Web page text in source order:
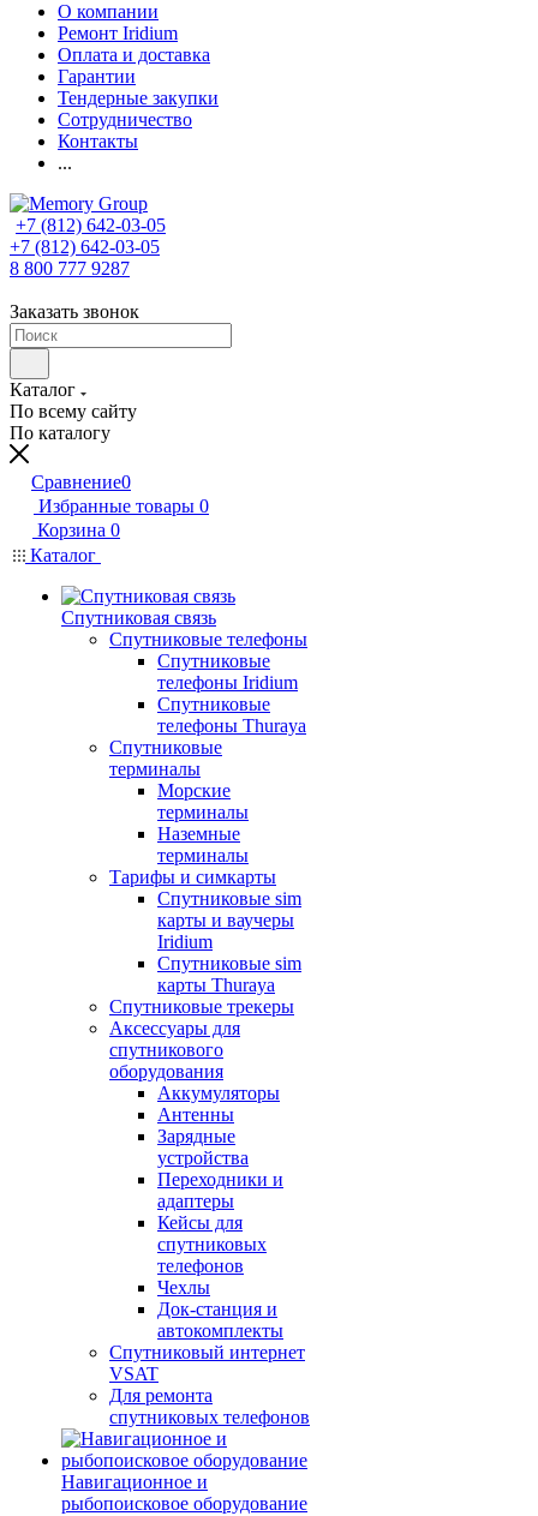
О компании
Ремонт Iridium
Оплата и доставка
Гарантии
Тендерные закупки
Сотрудничество
Контакты
...
+7 (812) 642-03-05
+7 (812) 642-03-05
8 800 777 9287
Заказать звонок
Каталог
По всему сайту
По каталогу
Сравнение0
Избранные товары 0
Корзина 0
Каталог
Спутниковая связь
Спутниковые телефоны
Спутниковые
телефоны Iridium
Спутниковые
телефоны Thuraya
Спутниковые
терминалы
Морские
терминалы
Наземные
терминалы
Тарифы и симкарты
Спутниковые sim
карты и ваучеры
Iridium
Спутниковые sim
карты Thuraya
Спутниковые трекеры
Аксессуары для
спутникового
оборудования
Аккумуляторы
Антенны
Зарядные
устройства
Переходники и
адаптеры
Кейсы для
спутниковых
телефонов
Чехлы
Док-станция и
автокомплекты
Спутниковый интернет
VSAT
Для ремонта
спутниковых телефонов
Навигационное и
рыбопоисковое оборудование